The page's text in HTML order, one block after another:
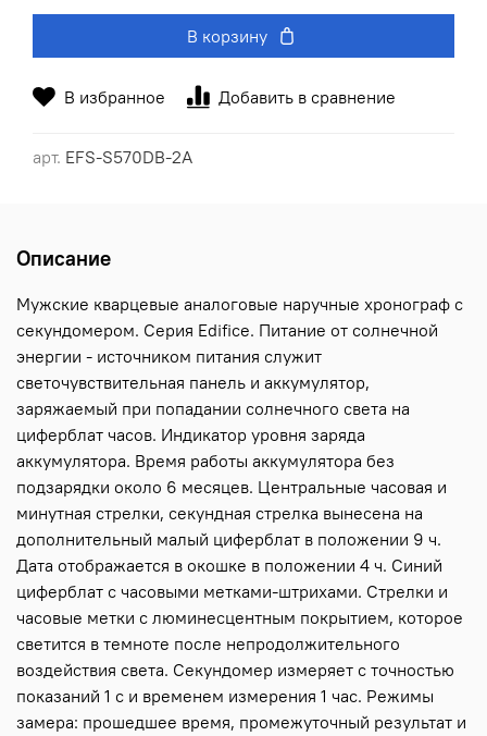
В избранное Добавить в сравнение
арт. EFS-S570DB-2A
В корзину
Описание
Мужские кварцевые аналоговые наручные хронограф с
секундомером. Серия Edifice. Питание от солнечной
энергии - источником питания служит
светочувствительная панель и аккумулятор,
заряжаемый при попадании солнечного света на
циферблат часов. Индикатор уровня заряда
аккумулятора. Время работы аккумулятора без
подзарядки около 6 месяцев. Центральные часовая и
минутная стрелки, секундная стрелка вынесена на
дополнительный малый циферблат в положении 9 ч.
Дата отображается в окошке в положении 4 ч. Синий
циферблат с часовыми метками-штрихами. Стрелки и
часовые метки с люминесцентным покрытием, которое
светится в темноте после непродолжительного
воздействия света. Секундомер измеряет с точностью
показаний 1 с и временем измерения 1 час. Режимы
замера: прошедшее время, промежуточный результат и